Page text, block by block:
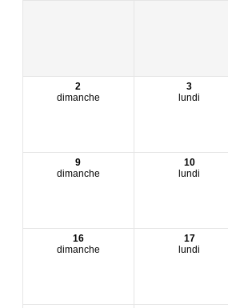
2
dimanche
3
lundi
9
dimanche
10
lundi
16
dimanche
17
lundi